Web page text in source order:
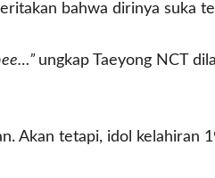
bahwa dirinya suka
ungkap Taeyong NCT
Akan tetapi, idol kelahiran